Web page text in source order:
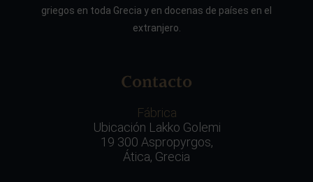
griegos en toda Grecia y en docenas de países en el
extranjero.
Contacto
Fábrica
Ubicación Lakko Golemi
19 300 Aspropyrgos,
Ática, Grecia